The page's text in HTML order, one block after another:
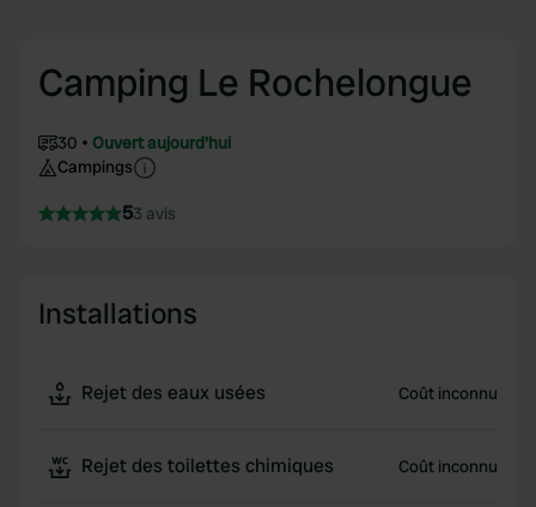
Camping Le Rochelongue
30
Ouvert aujourd'hui
Campings
53 avis
Installations
Rejet des eaux usées Coût inconnu
Rejet des toilettes chimiques Coût inconnu